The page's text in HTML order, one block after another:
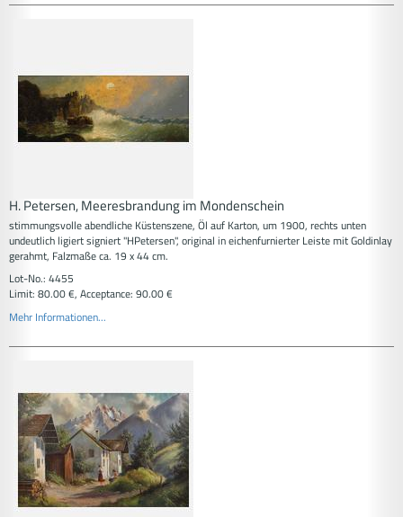
H. Petersen, Meeresbrandung im Mondenschein
stimmungsvolle abendliche Küstenszene, Öl auf Karton, um 1900, rechts unten
undeutlich ligiert signiert "HPetersen", original in eichenfurnierter Leiste mit Goldinlay
gerahmt, Falzmaße ca. 19 x 44 cm.
Lot-No.: 4455
Limit: 80.00 €, Acceptance: 90.00 €
Mehr Informationen...